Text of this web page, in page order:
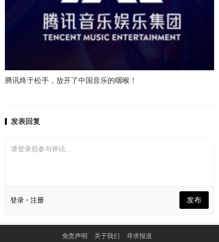
腾讯终于松手，放开了中国音乐的咽喉！
发表回复
请登录后参与评论...
登录 • 注册 发布
免责声明 关于我们 寻求报道